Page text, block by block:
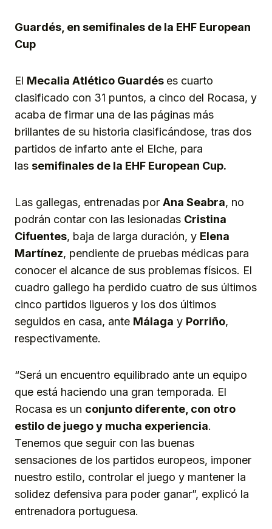
Guardés, en semifinales de la EHF European
Cup
El Mecalia Atlético Guardés es cuarto
clasificado con 31 puntos, a cinco del Rocasa, y
acaba de firmar una de las páginas más
brillantes de su historia clasificándose, tras dos
partidos de infarto ante el Elche, para
las semifinales de la EHF European Cup.
Las gallegas, entrenadas por Ana Seabra, no
podrán contar con las lesionadas Cristina
Cifuentes, baja de larga duración, y Elena
Martínez, pendiente de pruebas médicas para
conocer el alcance de sus problemas físicos. El
cuadro gallego ha perdido cuatro de sus últimos
cinco partidos ligueros y los dos últimos
seguidos en casa, ante Málaga y Porriño,
respectivamente.
“Será un encuentro equilibrado ante un equipo
que está haciendo una gran temporada. El
Rocasa es un conjunto diferente, con otro
estilo de juego y mucha experiencia.
Tenemos que seguir con las buenas
sensaciones de los partidos europeos, imponer
nuestro estilo, controlar el juego y mantener la
solidez defensiva para poder ganar”, explicó la
entrenadora portuguesa.